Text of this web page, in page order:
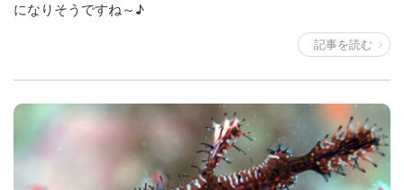
になりそうですね～♪
記事を読む